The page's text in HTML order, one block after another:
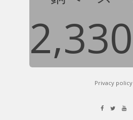
2,330
Privacy policy